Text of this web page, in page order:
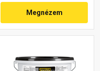
Megnézem